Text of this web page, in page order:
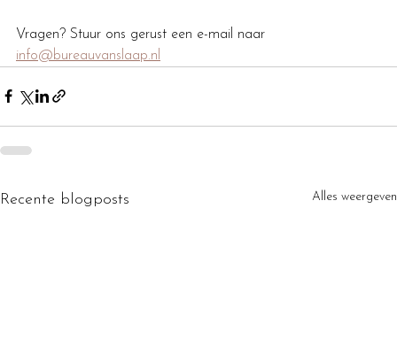
Vragen? Stuur ons gerust een e-mail naar
info@bureauvanslaap.nl
Recente blogposts Alles weergeven